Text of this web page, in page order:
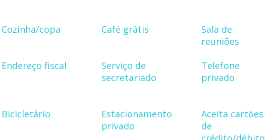
Cozinha/copa Café grátis
Sala de
reuniões
Endereço fiscal
Serviço de
secretariado
Telefone
privado
Bicicletário
Estacionamento
privado
Aceita cartões
de